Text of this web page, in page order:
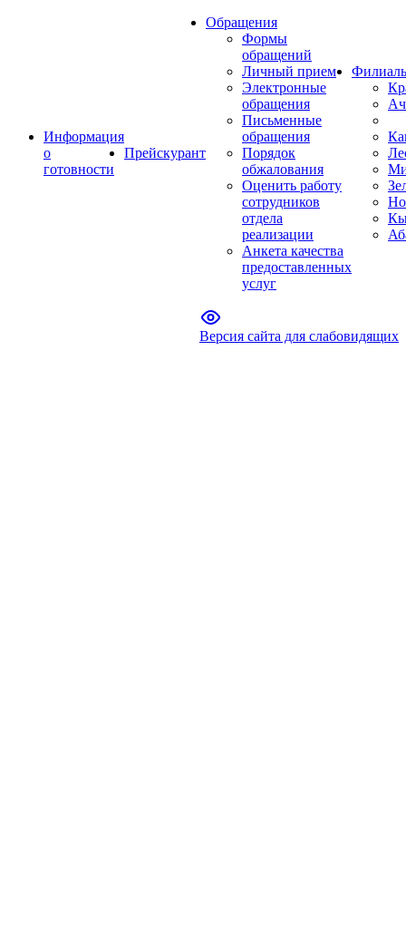
Информация
о
готовности
Прейскурант
Обращения
Формы
обращений
Личный прием
Электронные
обращения
Письменные
обращения
Порядок
обжалования
Оценить работу
сотрудников
отдела
реализации
Анкета качества
предоставленных
услуг
Версия сайта для слабовидящих